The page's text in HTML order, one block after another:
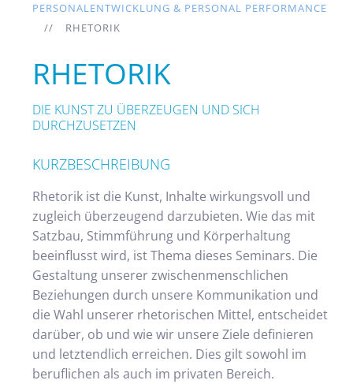
PERSONALENTWICKLUNG & PERSONAL PERFORMANCE
RHETORIK
RHETORIK
DIE KUNST ZU ÜBERZEUGEN UND SICH
DURCHZUSETZEN
KURZBESCHREIBUNG
Rhetorik ist die Kunst, Inhalte wirkungsvoll und
zugleich überzeugend darzubieten. Wie das mit
Satzbau, Stimmführung und Körperhaltung
beeinflusst wird, ist Thema dieses Seminars. Die
Gestaltung unserer zwischenmenschlichen
Beziehungen durch unsere Kommunikation und
die Wahl unserer rhetorischen Mittel, entscheidet
darüber, ob und wie wir unsere Ziele definieren
und letztendlich erreichen. Dies gilt sowohl im
beruflichen als auch im privaten Bereich.